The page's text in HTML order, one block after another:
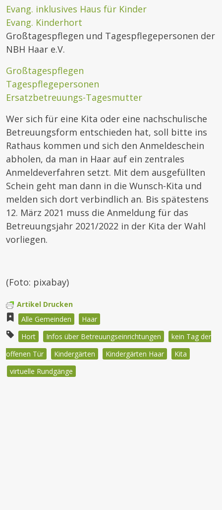
Evang. inklusives Haus für Kinder
Evang. Kinderhort
Großtagespflegen und Tagespflegepersonen der
NBH Haar e.V.
Großtagespflegen
Tagespflegepersonen
Ersatzbetreuungs-Tagesmutter
Wer sich für eine Kita oder eine nachschulische
Betreuungsform entschieden hat, soll bitte ins
Rathaus kommen und sich den Anmeldeschein
abholen, da man in Haar auf ein zentrales
Anmeldeverfahren setzt. Mit dem ausgefüllten
Schein geht man dann in die Wunsch-Kita und
melden sich dort verbindlich an. Bis spätestens
12. März 2021 muss die Anmeldung für das
Betreuungsjahr 2021/2022 in der Kita der Wahl
vorliegen.
(Foto: pixabay)
Artikel Drucken
Alle Gemeinden
Haar
Hort
Infos über Betreuungseinrichtungen
kein Tag der
offenen Tür
Kindergärten Kindergärten Haar
Kita
virtuelle Rundgänge